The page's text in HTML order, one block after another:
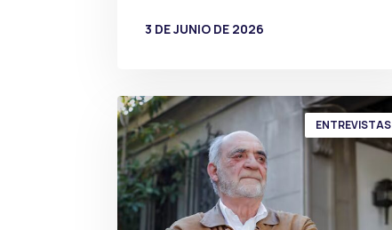
3 DE JUNIO DE 2026
ENTREVISTAS